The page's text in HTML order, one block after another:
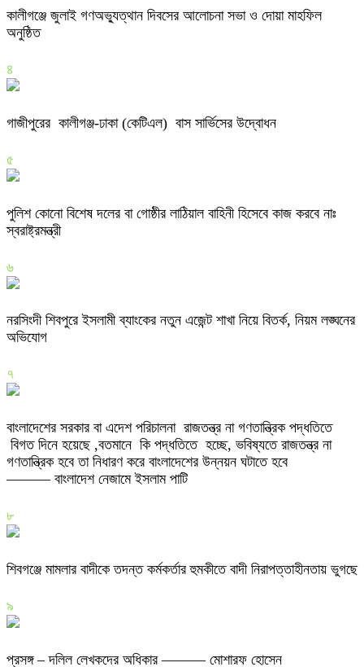
কালীগঞ্জে জুলাই গণঅভ্যুত্থান দিবসের আলোচনা সভা ও দোয়া মাহফিল
অনুষ্ঠিত
৪
গাজীপুরের কালীগঞ্জ-ঢাকা (কেটিএল) বাস সার্ভিসের উদ্বোধন
৫
পুলিশ কোনো বিশেষ দলের বা গোষ্ঠীর লাঠিয়াল বাহিনী হিসেবে কাজ করবে নাঃ
স্বরাষ্ট্রমন্ত্রী
৬
নরসিংদী শিবপুরে ইসলামী ব্যাংকের নতুন এজেন্ট শাখা নিয়ে বিতর্ক, নিয়ম লঙ্ঘনের
অভিযোগ
৭
বাংলাদেশের সরকার বা এদেশ পরিচালনা রাজতন্ত্র না গণতান্ত্রিক পদ্ধতিতে
বিগত দিনে হয়েছে ,বতমানে কি পদ্ধতিতে হচ্ছে, ভবিষ্যতে রাজতন্ত্র না
গণতান্ত্রিক হবে তা নিধারণ করে বাংলাদেশের উন্নয়ন ঘটাতে হবে
——— বাংলাদেশ নেজামে ইসলাম পাটি
৮
শিবগঞ্জে মামলার বাদীকে তদন্ত কর্মকর্তার হুমকীতে বাদী নিরাপত্তাহীনতায় ভুগছে
৯
প্রসঙ্গ – দলিল লেখকদের অধিকার ——— মোশারফ হোসেন